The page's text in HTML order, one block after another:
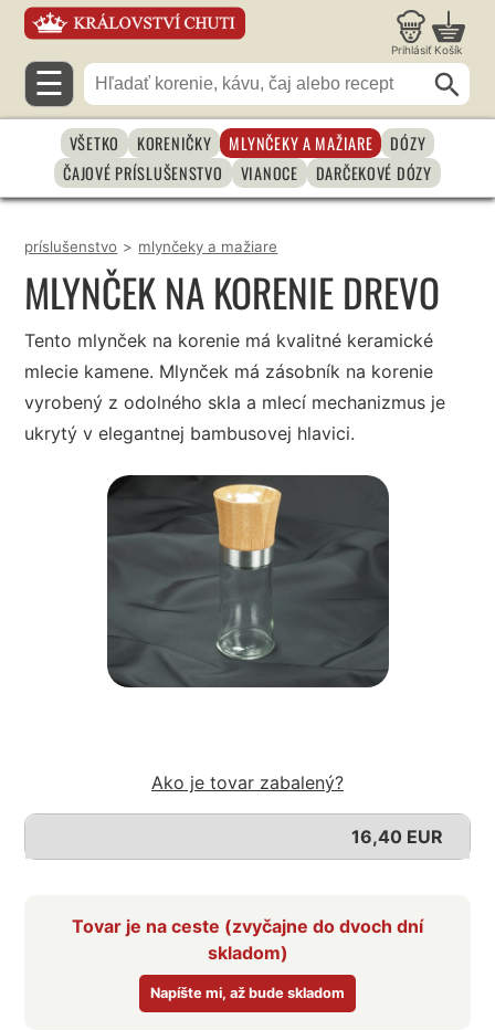
Prihlásiť Košík
☰
VŠETKO KORENIČKY MLYNČEKY A MAŽIARE
DÓZY
ČAJOVÉ PRÍSLUŠENSTVO
VIANOCE DARČEKOVÉ DÓZY
príslušenstvo > mlynčeky a mažiare
MLYNČEK NA KORENIE DREVO
Tento mlynček na korenie má kvalitné keramické
mlecie kamene. Mlynček má zásobník na korenie
vyrobený z odolného skla a mlecí mechanizmus je
ukrytý v elegantnej bambusovej hlavici.
Ako je tovar zabalený?
16,40 EUR
Tovar je na ceste (zvyčajne do dvoch dní
skladom)
Napíšte mi, až bude skladom